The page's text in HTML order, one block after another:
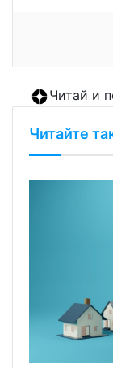
Читай и
Читайте